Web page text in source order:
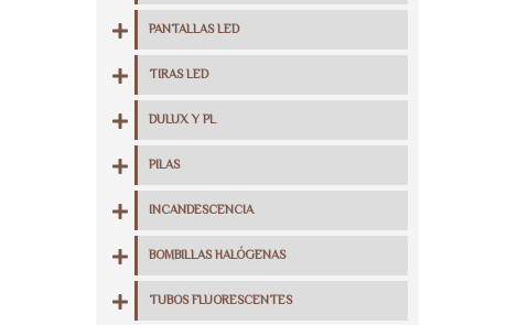
PANTALLAS LED
TIRAS LED
DULUX Y PL
PILAS
INCANDESCENCIA
BOMBILLAS HALÓGENAS
TUBOS FLUORESCENTES